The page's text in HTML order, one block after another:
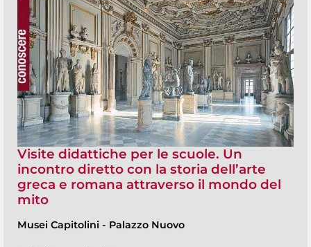
Visite didattiche per le scuole. Un
incontro diretto con la storia dell’arte
greca e romana attraverso il mondo del
mito
Musei Capitolini - Palazzo Nuovo